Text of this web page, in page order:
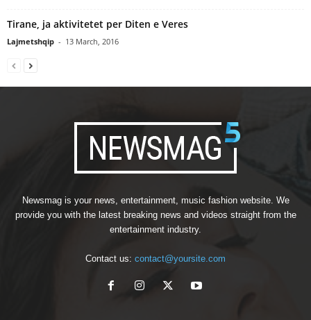
Tirane, ja aktivitetet per Diten e Veres
Lajmetshqip - 13 March, 2016
Newsmag is your news, entertainment, music fashion website. We
provide you with the latest breaking news and videos straight from the
entertainment industry.
Contact us: contact@yoursite.com